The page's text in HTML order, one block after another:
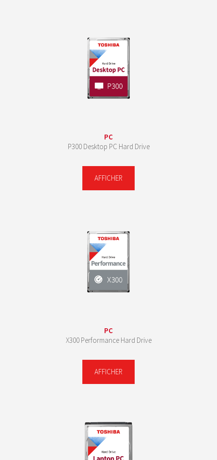
PC
P300 Desktop PC Hard Drive
AFFICHER
PC
X300 Performance Hard Drive
AFFICHER